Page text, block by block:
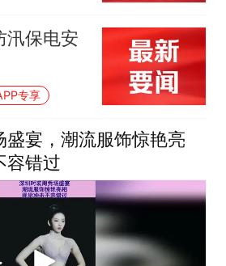
汛保电安
专享
盛宴，潮流服饰惊艳亮
容错过